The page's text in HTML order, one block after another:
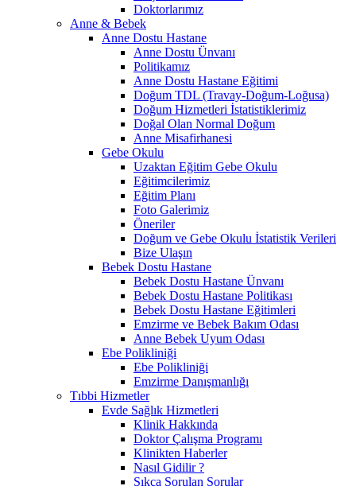
Doktorlarımız
Anne & Bebek
Anne Dostu Hastane
Anne Dostu Ünvanı
Politikamız
Anne Dostu Hastane Eğitimi
Doğum TDL (Travay-Doğum-Loğusa)
Doğum Hizmetleri İstatistiklerimiz
Doğal Olan Normal Doğum
Anne Misafirhanesi
Gebe Okulu
Uzaktan Eğitim Gebe Okulu
Eğitimcilerimiz
Eğitim Planı
Foto Galerimiz
Öneriler
Doğum ve Gebe Okulu İstatistik Verileri
Bize Ulaşın
Bebek Dostu Hastane
Bebek Dostu Hastane Ünvanı
Bebek Dostu Hastane Politikası
Bebek Dostu Hastane Eğitimleri
Emzirme ve Bebek Bakım Odası
Anne Bebek Uyum Odası
Ebe Polikliniği
Ebe Polikliniği
Emzirme Danışmanlığı
Tıbbi Hizmetler
Evde Sağlık Hizmetleri
Klinik Hakkında
Doktor Çalışma Programı
Klinikten Haberler
Nasıl Gidilir ?
Sıkça Sorulan Sorular